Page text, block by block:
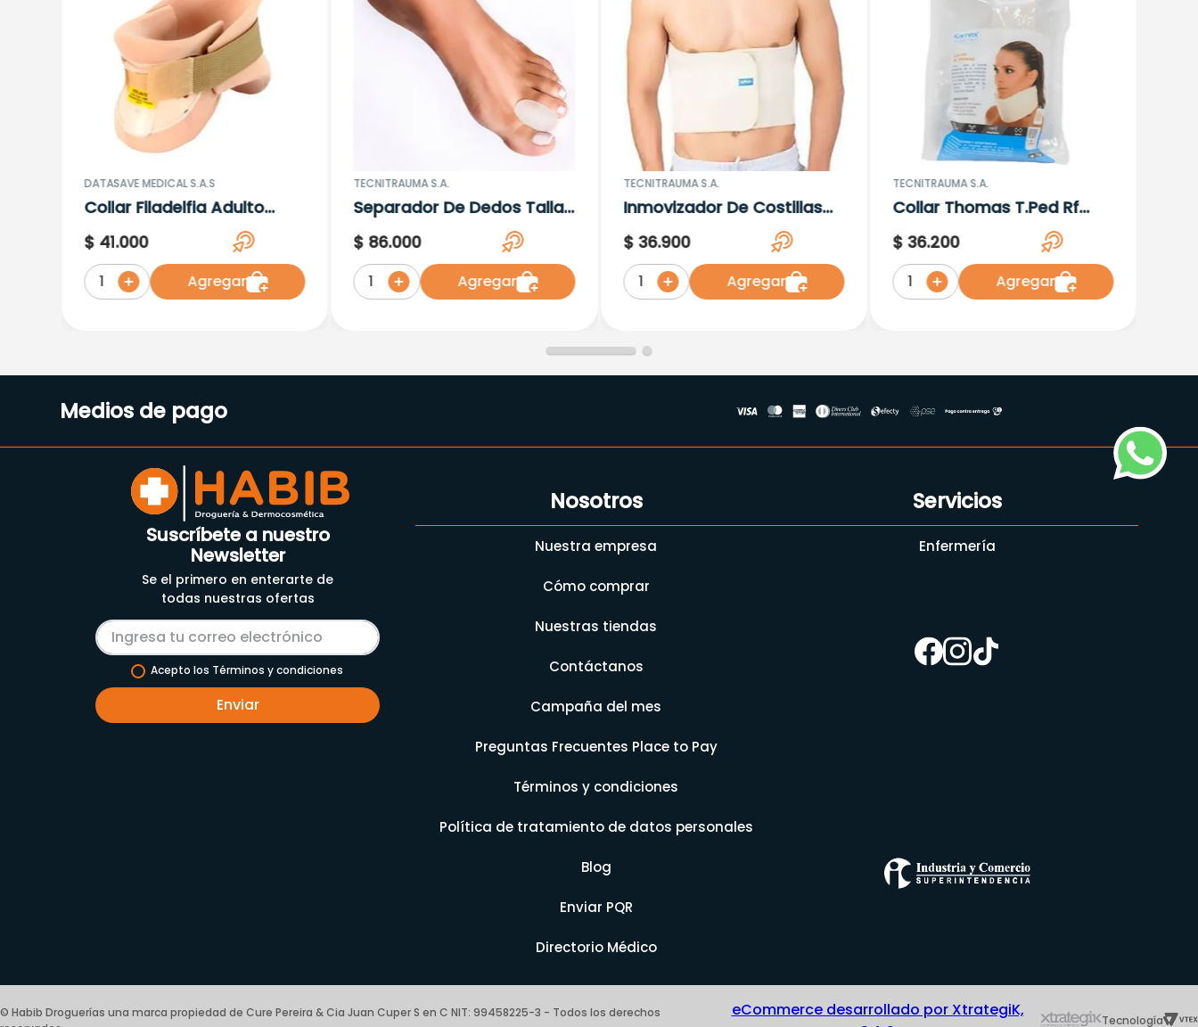
DATASAVE MEDICAL S.A.S
Collar Filadelfia Adulto
Talla M Data Save
$ 41.000
1 Agregar
TECNITRAUMA S.A.
Separador De Dedos Talla
L/Xl X 10Ud Rf.40500
$ 86.000
1 Agregar
TECNITRAUMA S.A.
Inmovizador De Costillas
Hombre L/Xl Beige Rf.
17150B
$ 36.900
1 Agregar
TECNITRAUMA S.A.
Collar Thomas T.Ped Rf
Km002 Kamex
$ 36.200
1 Agregar
Medios de pago
Suscríbete a nuestro
Newsletter
Se el primero en enterarte de
todas nuestras ofertas
Acepto los Términos y condiciones
Enviar
Nosotros
Nuestra empresa
Cómo comprar
Nuestras tiendas
Contáctanos
Campaña del mes
Preguntas Frecuentes Place to Pay
Términos y condiciones
Política de tratamiento de datos personales
Blog
Enviar PQR
Directorio Médico
Servicios
Enfermería
© Habib Droguerías una marca propiedad de Cure Pereira & Cia Juan Cuper S en C NIT: 99458225-3 - Todos los derechos
eCommerce desarrollado por XtrategiK,
Tecnología